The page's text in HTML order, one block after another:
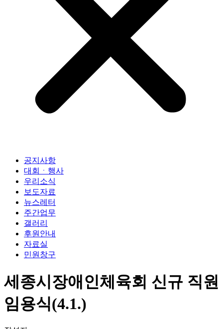
공지사항
대회ㆍ행사
우리소식
보도자료
뉴스레터
주간업무
갤러리
후원안내
자료실
민원창구
세종시장애인체육회 신규 직원
임용식(4.1.)